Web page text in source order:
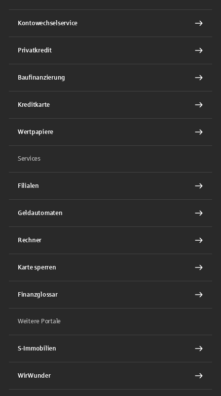
Kontowechselservice
Privatkredit
Baufinanzierung
Kreditkarte
Wertpapiere
Services
Filialen
Geldautomaten
Rechner
Karte sperren
Finanzglossar
Weitere Portale
S-Immobilien
WirWunder